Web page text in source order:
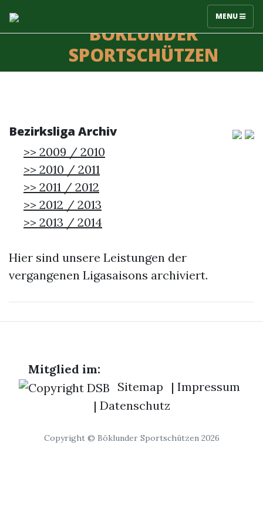
MENU
BÖKLUNDER
SPORTSCHÜTZEN
Bezirksliga Archiv
>> 2009 / 2010
>> 2010 / 2011
>> 2011 / 2012
>> 2012 / 2013
>> 2013 / 2014
Hier sind unsere Leistungen der
vergangenen Ligasaisons archiviert.
Mitglied im:
Sitemap
| Impressum
| Datenschutz
Copyright © Böklunder Sportschützen 2026